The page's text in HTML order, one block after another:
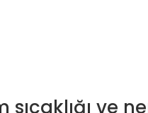
sıcaklığı ve